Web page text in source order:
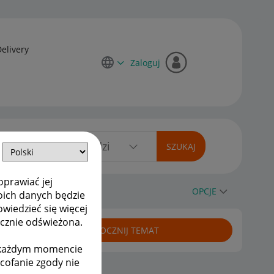
jej
danych będzie
się więcej
odświeżona.
momencie
zgody nie
Zaloguj
reklamacji OPCJE
ROZPOCZNIJ TEMAT